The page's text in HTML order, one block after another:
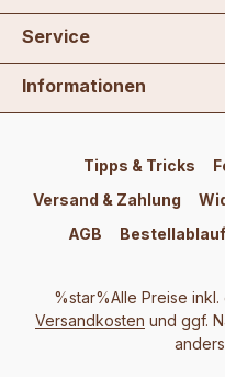
Service
Informationen
Tipps & Tricks
Versand & Zahlung
AGB
Bestellablauf
%star%Alle Preise
Versandkosten und ggf.